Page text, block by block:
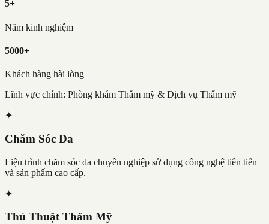
5+
Năm kinh nghiệm
5000+
Khách hàng hài lòng
Lĩnh vực chính: Phòng khám Thẩm mỹ & Dịch vụ Thẩm mỹ
✦
Chăm Sóc Da
Liệu trình chăm sóc da chuyên nghiệp sử dụng công nghệ tiên tiến
và sản phẩm cao cấp.
✦
Thủ Thuật Thẩm Mỹ